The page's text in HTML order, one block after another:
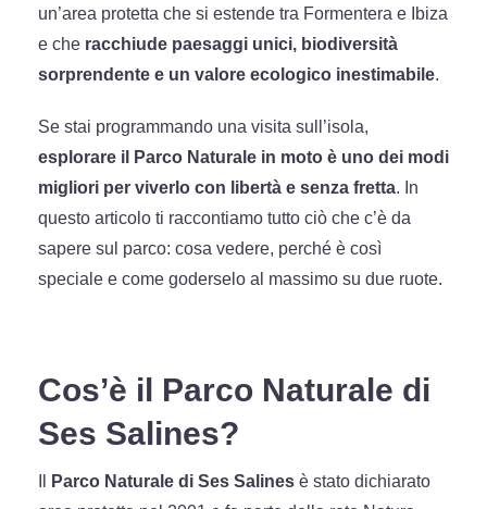
un’area protetta che si estende tra Formentera e Ibiza
e che racchiude paesaggi unici, biodiversità
sorprendente e un valore ecologico inestimabile.
Se stai programmando una visita sull’isola,
esplorare il Parco Naturale in moto è uno dei modi
migliori per viverlo con libertà e senza fretta. In
questo articolo ti raccontiamo tutto ciò che c’è da
sapere sul parco: cosa vedere, perché è così
speciale e come goderselo al massimo su due ruote.
Cos’è il Parco Naturale di
Ses Salines?
Il Parco Naturale di Ses Salines è stato dichiarato